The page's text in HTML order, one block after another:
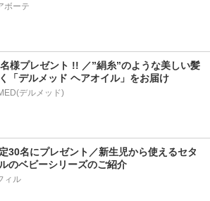
ボーテ
様プレゼント !! ／”絹糸”のような美しい髪
「デルメッド ヘアオイル」をお届け
デルメッド)
30名にプレゼント／新生児から使えるセタ
のベビーシリーズのご紹介
ィル